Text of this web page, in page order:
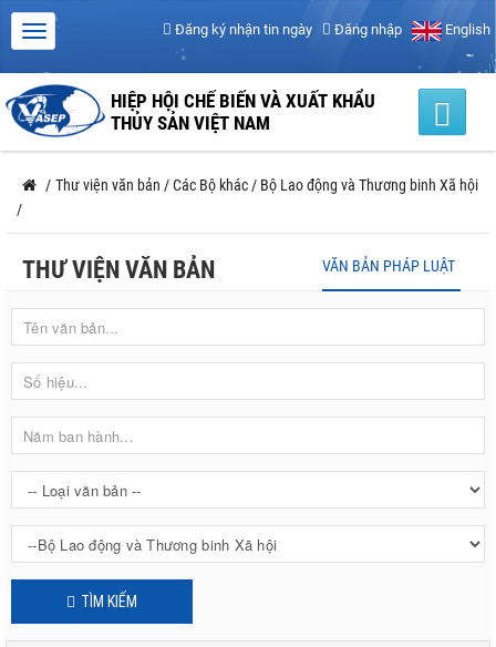
Đăng ký nhận tin ngày Đăng nhập English
HIỆP HỘI CHẾ BIẾN VÀ XUẤT KHẨU
THỦY SẢN VIỆT NAM
/ Thư viện văn bản /Các Bộ khác / Bộ Lao động và Thương binh Xã hội
/
THƯ VIỆN VĂN BẢN VĂN BẢN PHÁP LUẬT
TÌM KIẾM